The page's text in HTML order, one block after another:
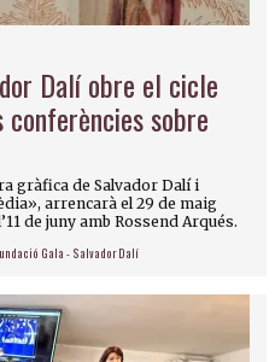
Dalí obre el cicle
conferències sobre
gràfica de Salvador Dalí i
arrencarà el 29 de maig
de juny amb Rossend Arqués.
Gala - Salvador Dalí